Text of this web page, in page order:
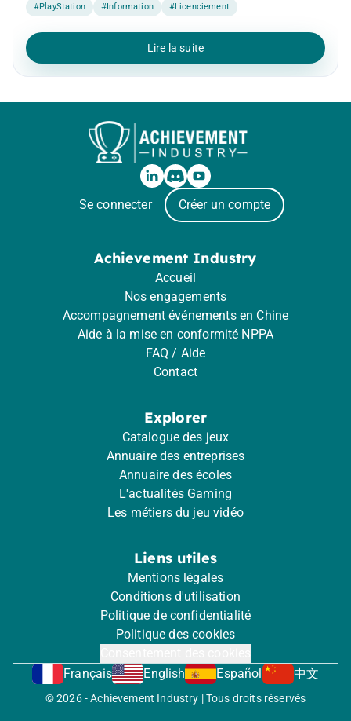
#PlayStation #Information #Licenciement
Lire la suite
Se connecter Créer un compte
Achievement Industry
Accueil
Nos engagements
Accompagnement événements en Chine
Aide à la mise en conformité NPPA
FAQ / Aide
Contact
Explorer
Catalogue des jeux
Annuaire des entreprises
Annuaire des écoles
L'actualités Gaming
Les métiers du jeu vidéo
Liens utiles
Mentions légales
Conditions d'utilisation
Politique de confidentialité
Politique des cookies
Français
English Español 中文
© 2026 - Achievement Industry | Tous droits réservés